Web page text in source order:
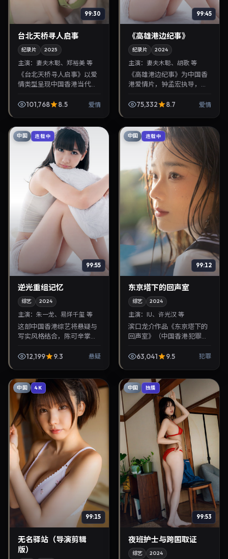
99:30
台北天桥寻人启事
纪录片 2025
主演： 妻夫木聪、郑裕美 等
《台北天桥寻人启事》以爱
情类型呈现中国香港当代故
木聪、郑裕美。2025年7月
101,768 8.5 爱情
99:45
《高雄港边纪事》
纪录片 2024
主演：妻夫木聪、胡歌 等
《高雄港边纪事》为中国香
港爱情片，钟孟宏执导，妻
2024年6月16日首映，讲述
75,332 8.7 爱情
中国 连载中
99:55
逆光重组记忆
综艺 2024
主演： 朱一龙、易烊千玺 等
这部中国香港综艺将悬疑与
写实风格结合，陈可辛掌
主角。2024年9月17日与观
12,199 9.3 悬疑
中国 连载中
99:12
东京塔下的回声室
综艺 2024
主演： IU、许光汉 等
滨口龙介作品《东京塔下的
回声室》（中国香港·犯罪）
3月19日正式上映。影片叙事
63,041 9.5 犯罪
中国 4K
99:15
无名驿站（导演剪辑
版）
中国 独播
99:53
夜班护士与跨国取证
综艺 2024